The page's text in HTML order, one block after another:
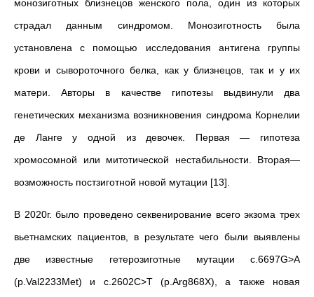
монозиготных близнецов женского пола, один из которых
страдал данным синдромом. Монозиготность была
установлена с помощью исследования антигена группы
крови и сывороточного белка, как у близнецов, так и у их
матери. Авторы в качестве гипотезы выдвинули два
генетических механизма возникновения синдрома Корнелии
де Ланге у одной из девочек. Первая — гипотеза
хромосомной или митотической нестабильности. Вторая—
возможность постзиготной новой мутации [13].
В 2020г. было проведено секвенирование всего экзома трех
вьетнамских пациентов, в результате чего были выявлены
две известные гетерозиготные мутации c.6697G>A
(p.Val2233Met) и c.2602C>T (p.Arg868X), а также новая